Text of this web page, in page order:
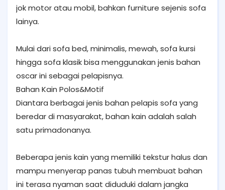
jok motor atau mobil, bahkan furniture sejenis sofa
lainya.
Mulai dari sofa bed, minimalis, mewah, sofa kursi
hingga sofa klasik bisa menggunakan jenis bahan
oscar ini sebagai pelapisnya.
Bahan Kain Polos&Motif
Diantara berbagai jenis bahan pelapis sofa yang
beredar di masyarakat, bahan kain adalah salah
satu primadonanya.
Beberapa jenis kain yang memiliki tekstur halus dan
mampu menyerap panas tubuh membuat bahan
ini terasa nyaman saat diduduki dalam jangka